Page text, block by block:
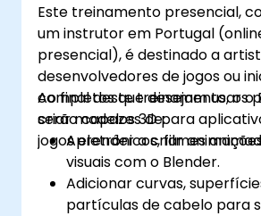
Este treinamento presencial,
um instrutor em Portugal
presencial), é destinado a
desenvolvedores de jogos ou
completos que desejam usar o
criar modelos 3D para
jogos eletrônicos, filmes
Ao final deste treinamento, os
serão capazes de:
Aprender a criar
visuais com o Blender.
Adicionar curvas,
partículas de cabelo para